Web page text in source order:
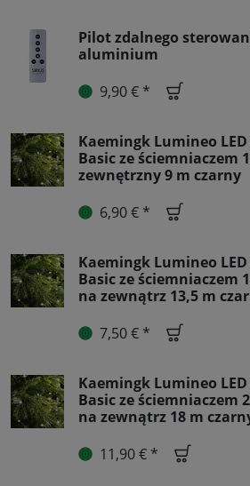
Pilot zdalnego
aluminium
9,90 € *
Kaemingk Lumineo
Basic ze ściemniaczem
zewnętrzny 9 m czarny
6,90 € *
Kaemingk Lumineo
Basic ze ściemniaczem
na zewnątrz 13,5 m
7,50 € *
Kaemingk Lumineo
Basic ze ściemniaczem
na zewnątrz 18 m
11,90 € *